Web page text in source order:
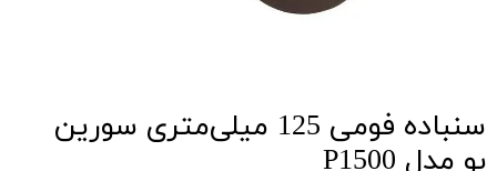
سنباده فومی 125 میلی‌متری سورین
بو مدل P1500